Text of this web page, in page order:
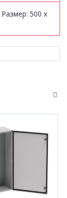
500 x